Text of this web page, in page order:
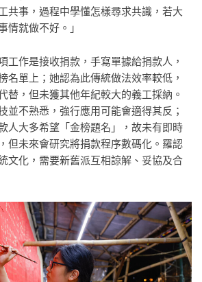
共事，過程中學懂怎樣尋求共識，若大
情就做不好。」
工作是接收捐款，手寫單據給捐款人，
名單上；她認為此傳統做法效率較低，
替，但未獲其他年紀較大的義工採納。
並不熟悉，強行應用可能會適得其反；
人大多希望「金榜題名」，故未有即時
但未來會研究將捐款程序數碼化。羅認
文化，需要新舊派互相諒解、妥協及合